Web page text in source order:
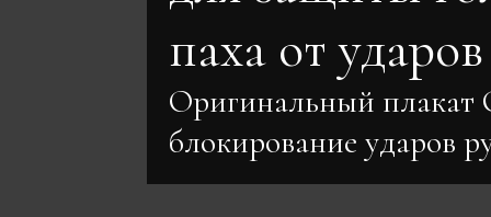
паха от
Оригинальный
блокирование ударов